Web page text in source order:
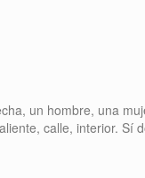
un hombre, una
calle, interior. Sí